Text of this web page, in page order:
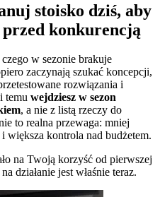
stoisko dziś, aby
konkurencją
w sezonie brakuje
zaczynają szukać koncepcji,
rozwiązania i
temu wejdziesz w sezon
, a nie z listą rzeczy do
to realna przewaga: mniej
większa kontrola nad budżetem.
na Twoją korzyść od pierwszej
działanie jest właśnie teraz.